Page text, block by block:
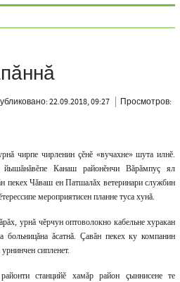
22.09.2018, 09:27
Просмотров:
чирпе чирленин çĕнĕ «вучахне» шута илнĕ.
Канаш районĕнчи Вăрăмпуç ял
пекех Чăваш ен Патшалăх ветеринари службин
мероприятисен планне туса хунă.
урнă чĕрчун оптоволокно кабельне хуракан
больницăна ăсатнă. Çавăн пекех ку компанин
сипленет.
станцийĕ хамăр район çыннисене те